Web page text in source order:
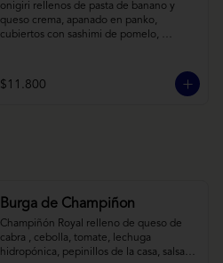
onigiri rellenos de pasta de banano y
queso crema, apanado en panko,
cubiertos con sashimi de pomelo,
de crema de coco con wasabi y tierra de
cochayuyo.
$11.800
Burga de Champiñon
Champiñón Royal relleno de queso de
cabra , cebolla, tomate, lechuga
hidropónica, pepinillos de la casa, salsa